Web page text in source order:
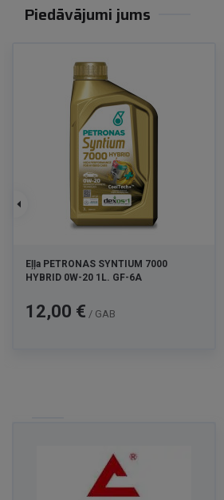
Piedāvājumi jums
Eļļa PETRONAS SYNTIUM 7000
HYBRID 0W-20 1L. GF-6A
Cena
12,00 € / GAB